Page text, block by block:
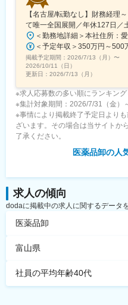
【名古屋/転勤なし】財務経理
て唯一全国展開／年休127日／
掲載予定期間： 2026/7/13（月） 〜
2026/10/11（日）
更新日： 2026/7/13（月）
※求人応募数の多い順にランキン
※集計対象期間：2026/7/31（金）
※事情により掲載終了予定日より
ざいます。その場合は当サイトか
了承ください。
医薬品卸の人
求人の傾向
dodaに掲載中の求人に関するデータ
医薬品卸
富山県
社員の平均年齢40代